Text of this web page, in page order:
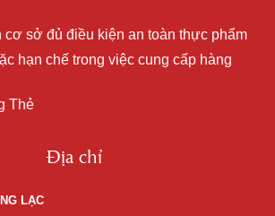
cơ sở đủ điều kiện an toàn thực phẩm
hạn chế trong việc cung cấp hàng
Thẻ
Địa chỉ
LẠC